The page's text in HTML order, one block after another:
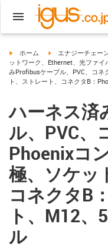
igus-icon-arrow-right
ホーム igus-icon-arrow-
エナジーチェー
ットワーク、Ethernet、光ファ
みProfibusケーブル、PVC、コネ
ト、ストレート、コネクタB：
ハーネス済
ル、PVC、
Phoenixコ
極、ソケッ
コネクタB
ト、M12
ル